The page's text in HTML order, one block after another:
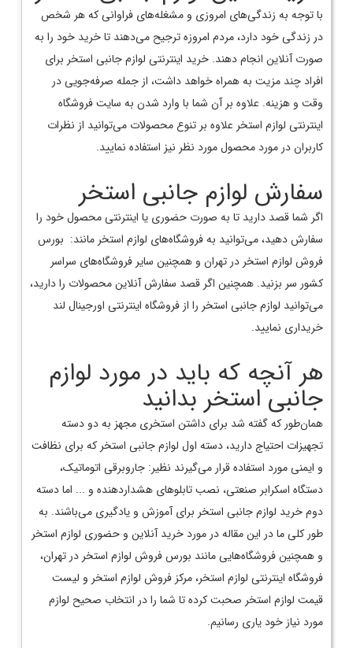
با توجه به زندگی‌های امروزی و مشغله‌های فراوانی که هر شخص
در زندگی خود دارد، مردم امروزه ترجیح می‌دهند تا خرید خود را به
صورت آنلاین انجام دهند. خرید اینترنتی لوازم جانبی استخر برای
افراد چند مزیت به همراه خواهد داشت، از جمله صرفه‌جویی در
وقت و هزینه. علاوه بر آن شما با وارد شدن به سایت فروشگاه
اینترنتی لوازم استخر علاوه بر تنوع محصولات می‌توانید از نظرات
کاربران در مورد محصول مورد نظر نیز استفاده نمایید.
سفارش لوازم جانبی استخر
اگر شما قصد دارید تا به صورت حضوری یا اینترنتی محصول خود را
سفارش دهید، می‌توانید به فروشگاه‌های لوازم استخر مانند: بورس
فروش لوازم استخر در تهران و همچنین سایر فروشگاه‎‌های سراسر
کشور سر بزنید. همچنین اگر قصد سفارش آنلاین محصولات را دارید،
می‌توانید لوازم جانبی استخر را از فروشگاه اینترنتی اورجینال لند
خریداری نمایید.
هر آنچه که باید در مورد لوازم
جانبی استخر بدانید
همان‌طور که گفته شد برای داشتن استخری مجهز به دو دسته
تجهیزات احتیاج دارید، دسته اول لوازم جانبی استخر که برای نظافت
و ایمنی مورد استفاده قرار می‌گیرند نظیر: جاروبرقی اتوماتیک،
دستگاه اسکرابر صنعتی، نصب تابلوهای هشداردهنده و ... اما دسته
دوم خرید لوازم جانبی استخر برای آموزش و یادگیری می‌باشند. به‌
طور کلی ما در این مقاله در مورد خرید آنلاین و حضوری لوازم استخر
و همچنین فروشگاه‌هایی مانند بورس فروش لوازم استخر در تهران،
فروشگاه اینترنتی لوازم استخر، مرکز فروش لوازم استخر و لیست
قیمت لوازم استخر صحبت کرده تا شما را در انتخاب صحیح لوازم
مورد نیاز خود یاری رسانیم.